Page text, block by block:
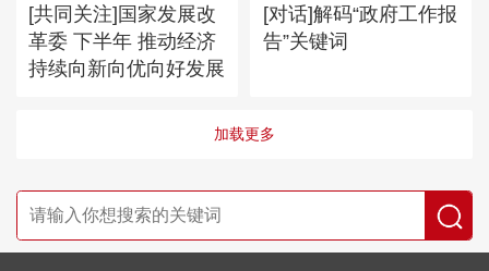
[共同关注]国家发展改
革委 下半年 推动经济
持续向新向优向好发展
[对话]解码“政府工作报
告”关键词
加载更多